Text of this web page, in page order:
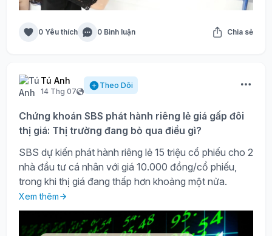
0 Yêu thích 0 Bình luận Chia sẻ
Tú Anh
14 Thg 07
Theo Dõi
Chứng khoán SBS phát hành riêng lẻ giá gấp đôi
thị giá: Thị trường đang bỏ qua điều gì?
SBS dự kiến phát hành riêng lẻ 15 triệu cổ phiếu cho 2
nhà đầu tư cá nhân với giá 10.000 đồng/cổ phiếu,
trong khi thị giá đang thấp hơn khoảng một nửa.
Xem thêm